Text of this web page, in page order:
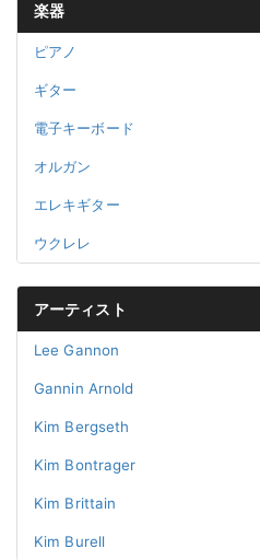
楽器
ピアノ
ギター
電子キーボード
オルガン
エレキギター
ウクレレ
アーティスト
Lee Gannon
Gannin Arnold
Kim Bergseth
Kim Bontrager
Kim Brittain
Kim Burell